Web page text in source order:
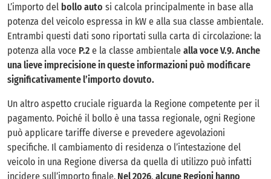
L’importo del bollo auto si calcola principalmente in base alla
potenza del veicolo espressa in kW e alla sua classe ambientale.
Entrambi questi dati sono riportati sulla carta di circolazione: la
potenza alla voce P.2 e la classe ambientale alla voce V.9. Anche
una lieve imprecisione in queste informazioni può modificare
significativamente l’importo dovuto.
Un altro aspetto cruciale riguarda la Regione competente per il
pagamento. Poiché il bollo è una tassa regionale, ogni Regione
può applicare tariffe diverse e prevedere agevolazioni
specifiche. Il cambiamento di residenza o l’intestazione del
veicolo in una Regione diversa da quella di utilizzo può infatti
incidere sull’importo finale. Nel 2026, alcune Regioni hanno